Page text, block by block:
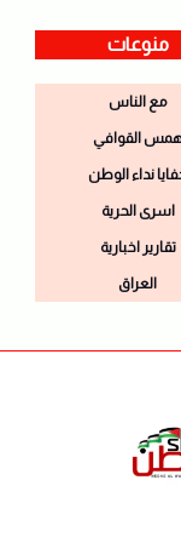
منوعات
مع الناس
القوافي
نداء الوطن
اسرى الحرية
تقارير اخبارية
العراق